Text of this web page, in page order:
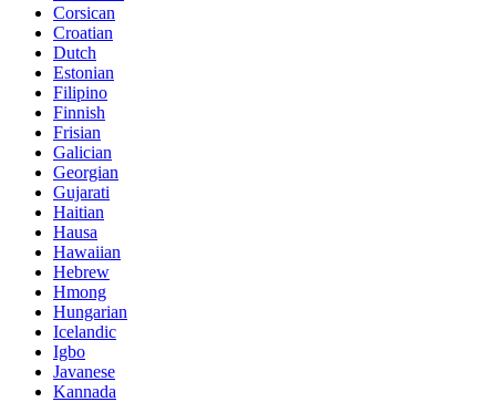
Corsican
Croatian
Dutch
Estonian
Filipino
Finnish
Frisian
Galician
Georgian
Gujarati
Haitian
Hausa
Hawaiian
Hebrew
Hmong
Hungarian
Icelandic
Igbo
Javanese
Kannada